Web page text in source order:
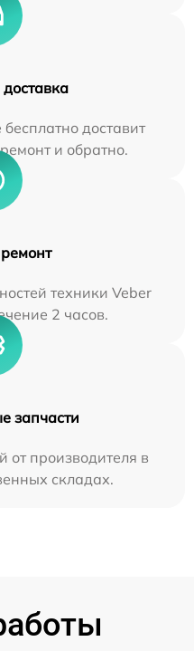
доставит
и обратно.
техники Veber
2 часов.
запчасти
от производителя в
складах.